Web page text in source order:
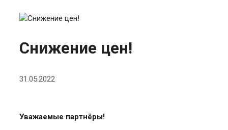
Снижение цен!
31.05.2022
Уважаемые партнёры!